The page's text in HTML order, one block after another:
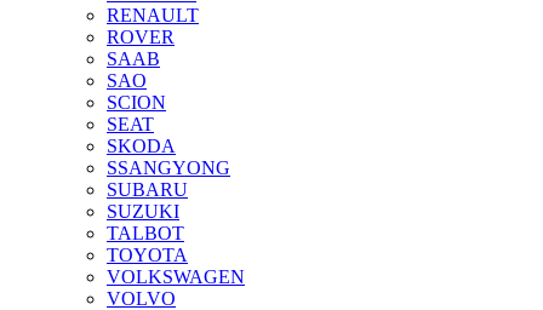
RENAULT
ROVER
SAAB
SAO
SCION
SEAT
SKODA
SSANGYONG
SUBARU
SUZUKI
TALBOT
TOYOTA
VOLKSWAGEN
VOLVO